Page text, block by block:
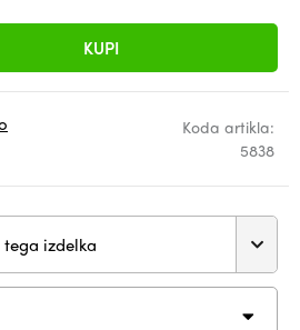
KUPI
Koda artikla:
5838
tega izdelka